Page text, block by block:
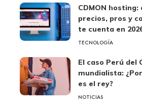
CDMON hosting:
precios, pros y
te cuenta en
TECNOLOGÍA
El caso Perú del
mundialista:
es el rey?
NOTICIAS